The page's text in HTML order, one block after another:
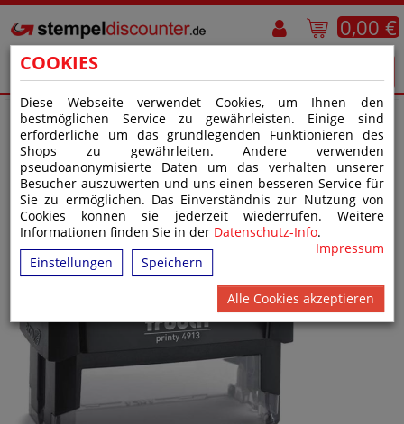
COOKIES
Diese Webseite verwendet Cookies, um Ihnen den
bestmöglichen Service zu gewährleisten. Einige sind
erforderliche um das grundlegenden Funktionieren des
Shops zu gewährleiten. Andere verwenden
pseudoanonymisierte Daten um das verhalten unserer
Besucher auszuwerten und uns einen besseren Service für
Sie zu ermöglichen. Das Einverständnis zur Nutzung von
Cookies können sie jederzeit wiederrufen. Weitere
Informationen finden Sie in der Datenschutz-Info.
Impressum
Einstellungen
Speichern
Alle Cookies akzeptieren
0,00 €